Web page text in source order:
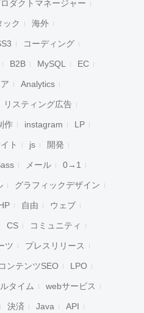
ダクトマネージャー
ック 海外
コーディング
B2B MySQL EC
Analytics
リスティング広告
作 instagram LP
ト js 開発
メール 0→1
グラフィックデザイン
自由 ウェブ
CS コミュニティ
ツ プレスリリース
コンテンツSEO LPO
タイム webサービス
決済 Java API